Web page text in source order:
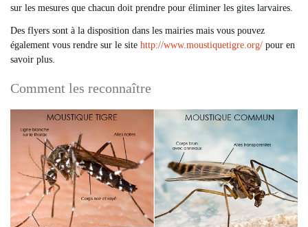
sur les mesures que chacun doit prendre pour éliminer les gites larvaires.
Des flyers sont à la disposition dans les mairies mais vous pouvez
également vous rendre sur le site http://www.moustiquetigre.org/ pour en
savoir plus.
Comment les reconnaître